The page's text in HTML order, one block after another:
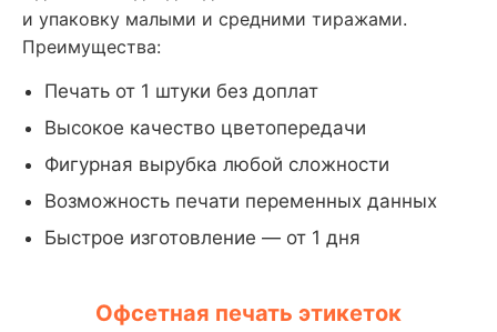
и упаковку малыми и средними тиражами.
Преимущества:
Печать от 1 штуки без доплат
Высокое качество цветопередачи
Фигурная вырубка любой сложности
Возможность печати переменных данных
Быстрое изготовление — от 1 дня
Офсетная печать этикеток